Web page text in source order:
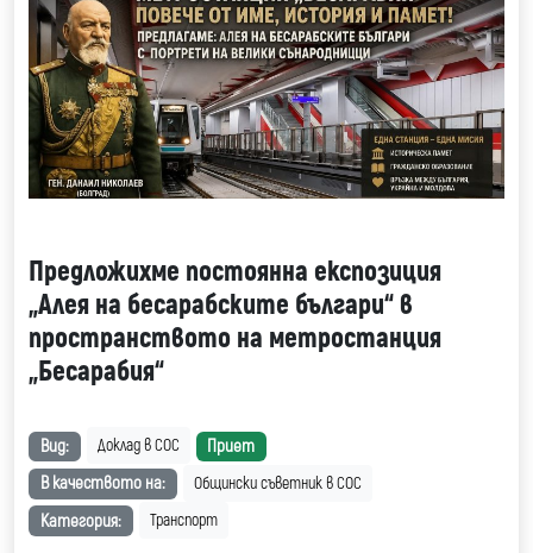
Предложихме постоянна експозиция
„Алея на бесарабските българи“ в
пространството на метростанция
„Бесарабия“
Вид: Доклад в СОС
Приет
В качеството на:
Общински съветник в СОС
Категория: Транспорт